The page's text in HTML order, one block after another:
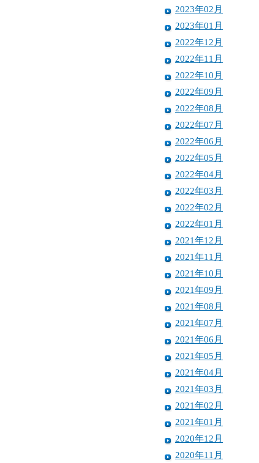
2023年02月
2023年01月
2022年12月
2022年11月
2022年10月
2022年09月
2022年08月
2022年07月
2022年06月
2022年05月
2022年04月
2022年03月
2022年02月
2022年01月
2021年12月
2021年11月
2021年10月
2021年09月
2021年08月
2021年07月
2021年06月
2021年05月
2021年04月
2021年03月
2021年02月
2021年01月
2020年12月
2020年11月